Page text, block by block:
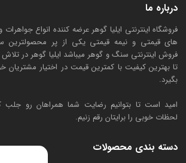
درباره ما
فروشگاه اینترنتی ایلیا گوهر عرضه کننده انواع
های قیمتی و نیمه قیمتی یکی از پر محصولترین
فروش اینترنتی سنگ و گوهر میباشد ایلیا گوهر در
تا بهترین کیفیت با کمترین قیمت در اختیار مشتریان
بگیرد.
امید است تا بتوانیم رضایت شما همراهان رو جلب
لحظات خوبی را برایتان رقم زنیم.
دسته بندی محصولات